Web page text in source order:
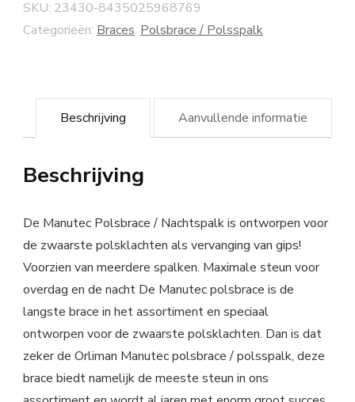
SKU: 23430-8435025968769
Categorieën: Braces, Polsbrace / Polsspalk
Beschrijving Aanvullende informatie
Beschrijving
De Manutec Polsbrace / Nachtspalk is ontworpen voor
de zwaarste polsklachten als vervanging van gips!
Voorzien van meerdere spalken. Maximale steun voor
overdag en de nacht De Manutec polsbrace is de
langste brace in het assortiment en speciaal
ontworpen voor de zwaarste polsklachten. Dan is dat
zeker de Orliman Manutec polsbrace / polsspalk, deze
brace biedt namelijk de meeste steun in ons